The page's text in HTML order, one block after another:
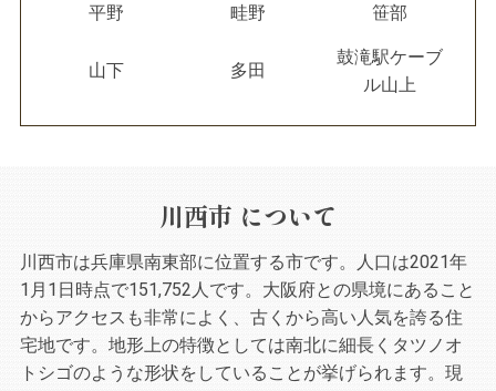
平野 畦野 笹部
山下 多田
鼓滝駅ケーブ
ル山上
川西市 について
川西市は兵庫県南東部に位置する市です。人口は2021年
1月1日時点で151,752人です。大阪府との県境にあること
からアクセスも非常によく、古くから高い人気を誇る住
宅地です。地形上の特徴としては南北に細長くタツノオ
トシゴのような形状をしていることが挙げられます。現